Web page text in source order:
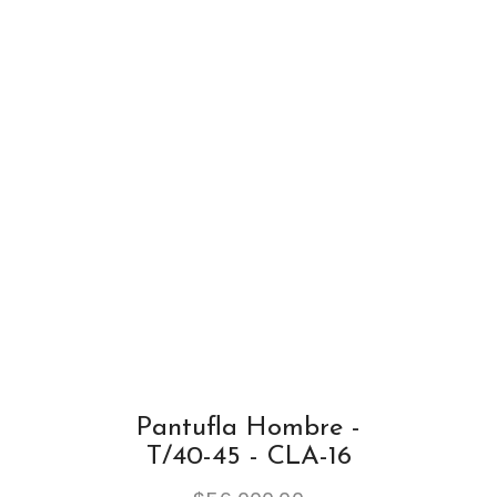
Pantufla Hombre -
T/40-45 - CLA-16